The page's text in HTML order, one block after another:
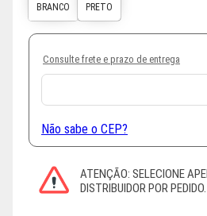
Consulte frete e prazo de entrega
Não sabe o CEP?